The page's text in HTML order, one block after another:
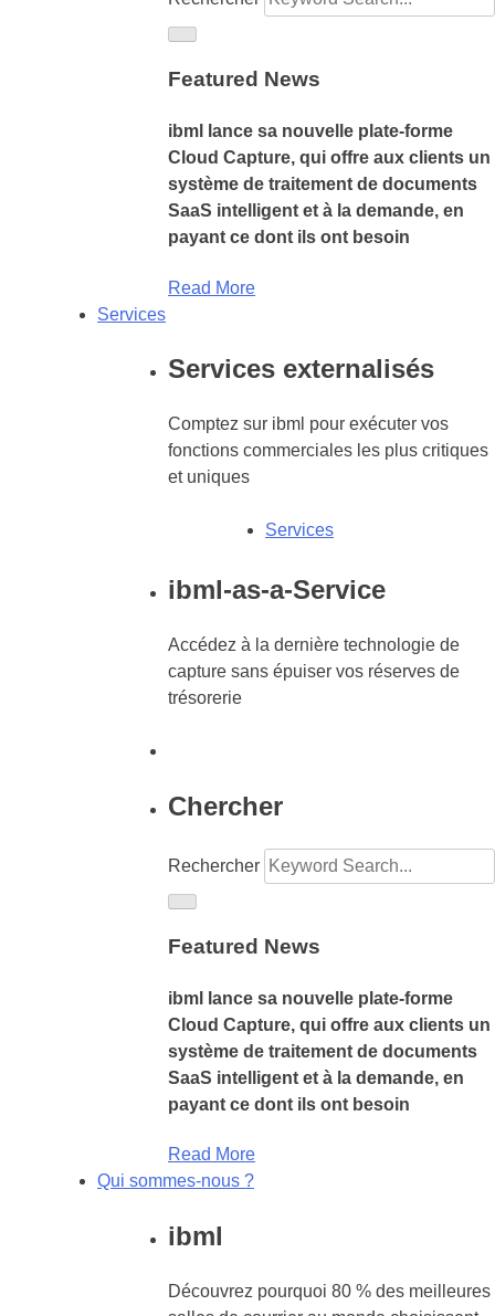
Featured News
ibml lance sa nouvelle plate-forme
Cloud Capture, qui offre aux clients un
système de traitement de documents
SaaS intelligent et à la demande, en
payant ce dont ils ont besoin
Read More
Services
Services externalisés
Comptez sur ibml pour exécuter vos
fonctions commerciales les plus critiques
et uniques
Services
ibml-as-a-Service
Accédez à la dernière technologie de
capture sans épuiser vos réserves de
trésorerie
Chercher
Rechercher
Featured News
ibml lance sa nouvelle plate-forme
Cloud Capture, qui offre aux clients un
système de traitement de documents
SaaS intelligent et à la demande, en
payant ce dont ils ont besoin
Read More
Qui sommes-nous ?
ibml
Découvrez pourquoi 80 % des meilleures